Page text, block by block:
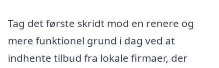
Tag det første skridt mod en renere og
mere funktionel grund i dag ved at
indhente tilbud fra lokale firmaer, der